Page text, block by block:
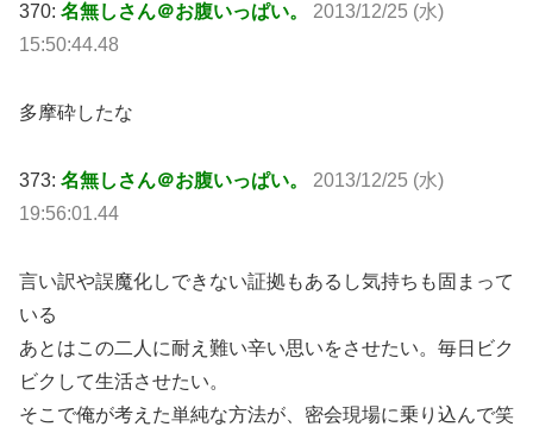
370: 名無しさん＠お腹いっぱい。 2013/12/25 (水)
15:50:44.48
多摩砕したな
373: 名無しさん＠お腹いっぱい。 2013/12/25 (水)
19:56:01.44
言い訳や誤魔化しできない証拠もあるし気持ちも固まって
いる
あとはこの二人に耐え難い辛い思いをさせたい。毎日ビク
ビクして生活させたい。
そこで俺が考えた単純な方法が、密会現場に乗り込んで笑